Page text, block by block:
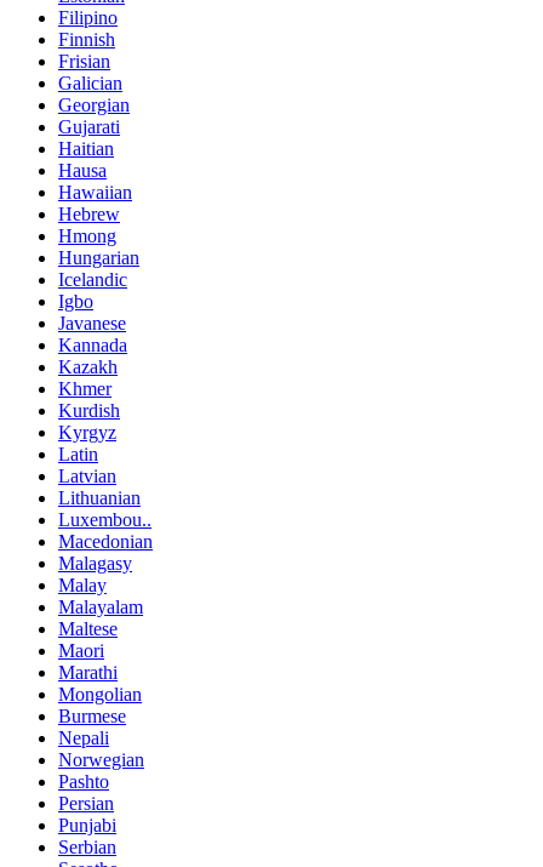
Filipino
Finnish
Frisian
Galician
Georgian
Gujarati
Haitian
Hausa
Hawaiian
Hebrew
Hmong
Hungarian
Icelandic
Igbo
Javanese
Kannada
Kazakh
Khmer
Kurdish
Kyrgyz
Latin
Latvian
Lithuanian
Luxembou..
Macedonian
Malagasy
Malay
Malayalam
Maltese
Maori
Marathi
Mongolian
Burmese
Nepali
Norwegian
Pashto
Persian
Punjabi
Serbian